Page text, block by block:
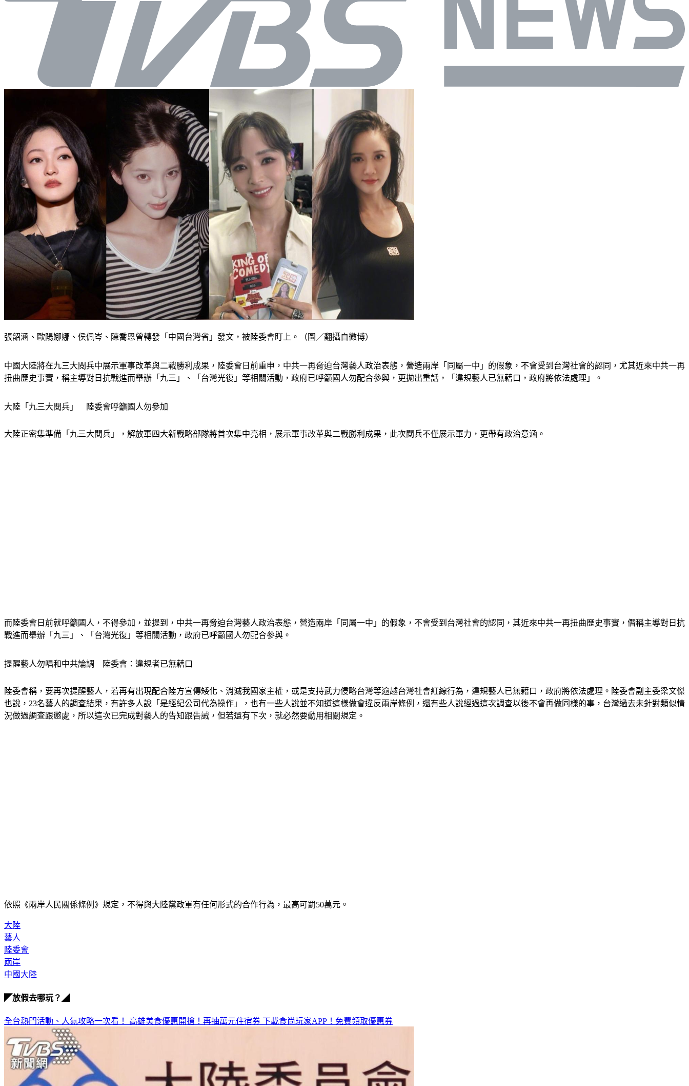
張韶涵、歐陽娜娜、侯佩岑、陳喬恩曾轉發「中國台灣省」發文，被陸委會盯上。（圖／翻攝自微博）
中國大陸將在九三大閱兵中展示軍事改革與二戰勝利成果，陸委會日前重申，中共一再脅迫台灣藝人政治表態，營造兩岸「同屬一中」的假象，不會受到台灣社會的認同，尤其近來中共一再
扭曲歷史事實，稱主導對日抗戰進而舉辦「九三」、「台灣光復」等相關活動，政府已呼籲國人勿配合參與，更拋出重話，「違規藝人已無藉口，政府將依法處理」。
大陸「九三大閱兵」　陸委會呼籲國人勿參加
大陸正密集準備「九三大閱兵」，解放軍四大新戰略部隊將首次集中亮相，展示軍事改革與二戰勝利成果，此次閱兵不僅展示軍力，更帶有政治意涵。
而陸委會日前就呼籲國人，不得參加，並提到，中共一再脅迫台灣藝人政治表態，營造兩岸「同屬一中」的假象，不會受到台灣社會的認同，其近來中共一再扭曲歷史事實，僭稱主導對日抗
戰進而舉辦「九三」、「台灣光復」等相關活動，政府已呼籲國人勿配合參與。
提醒藝人勿唱和中共論調　陸委會：違規者已無藉口
陸委會稱，要再次提醒藝人，若再有出現配合陸方宣傳矮化、消滅我國家主權，或是支持武力侵略台灣等逾越台灣社會紅線行為，違規藝人已無藉口，政府將依法處理。陸委會副主委梁文傑
也說，23名藝人的調查結果，有許多人說「是經紀公司代為操作」，也有一些人說並不知道這樣做會違反兩岸條例，還有些人說經過這次調查以後不會再做同樣的事，台灣過去未針對類似情
況做過調查跟懲處，所以這次已完成對藝人的告知跟告誡，但若還有下次，就必然要動用相關規定。
依照《兩岸人民關係條例》規定，不得與大陸黨政軍有任何形式的合作行為，最高可罰50萬元。
大陸
藝人
陸委會
兩岸
中國大陸
◤放假去哪玩？◢
全台熱門活動、人氣攻略一次看！ 高雄美食優惠開搶！再抽萬元住宿券 下載食尚玩家APP！免費領取優惠券